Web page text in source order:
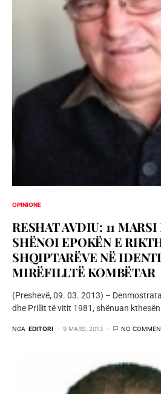
OPINIONE
RESHAT AVDIU: 11
SHËNOI EPOKËN E
SHQIPTARËVE NË
MIRËFILLTË KOMBËTAR
(Preshevë, 09. 03. 2013) –
dhe Prillit të vitit 1981, shënuan
NGA EDITORI 9 MARS, 2013 NO